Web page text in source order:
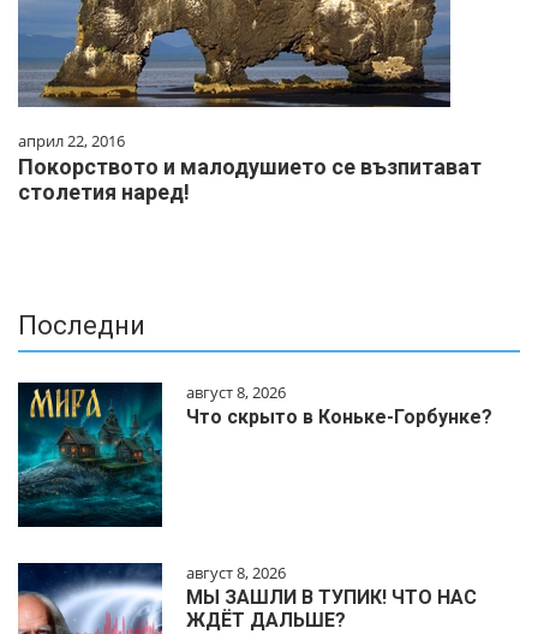
април 22, 2016
Покорството и малодушието се възпитават
столетия наред!
Последни
август 8, 2026
Что скрыто в Коньке-Горбунке?
август 8, 2026
МЫ ЗАШЛИ В ТУПИК! ЧТО НАС
ЖДЁТ ДАЛЬШЕ?